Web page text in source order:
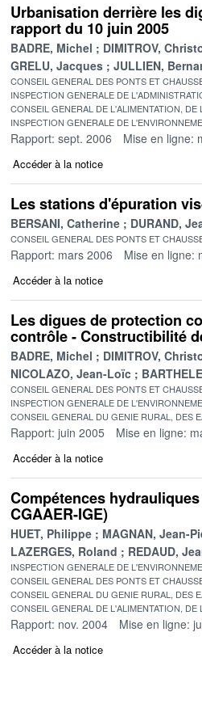
Urbanisation derrière les
rapport du 10 juin 2005
BADRE, Michel DIMITROV,
GRELU, Jacques
JULLIEN,
CONSEIL GENERAL DES PONTS ET
INSPECTION GENERALE DE
CONSEIL GENERAL DE L'ALIMENTATION,
INSPECTION GENERALE DE
Rapport: sept. 2006 Mise en ligne:
Accéder à la notice
Les stations d'épuration
BERSANI, Catherine DURAND,
CONSEIL GENERAL DES PONTS ET
Rapport: mars 2006 Mise en ligne:
Accéder à la notice
Les digues de protection
contrôle - Constructibilité
BADRE, Michel DIMITROV,
NICOLAZO, Jean-Loïc
CONSEIL GENERAL DES PONTS ET
INSPECTION GENERALE DE
CONSEIL GENERAL DU GENIE RURAL, DES
Rapport: juin 2005 Mise en ligne:
Accéder à la notice
Compétences
CGAAER-IGE)
HUET, Philippe MAGNAN, Jean-
LAZERGES, Roland
REDAUD,
INSPECTION GENERALE DE
CONSEIL GENERAL DES PONTS ET
CONSEIL GENERAL DU GENIE RURAL, DES
CONSEIL GENERAL DE L'ALIMENTATION,
Rapport: nov. 2004 Mise en ligne:
Accéder à la notice